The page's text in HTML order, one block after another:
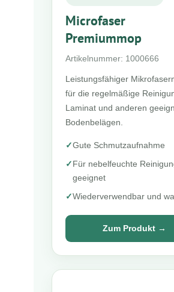
Microfaser
Premiummop
Artikelnummer: 1000666
Leistungsfähiger
für die regelmäßige
Laminat und anderen
Bodenbelägen.
✓Gute Schmutzaufnahme
✓Für nebelfeuchte
geeignet
✓Wiederverwendbar und
Zum Produkt →